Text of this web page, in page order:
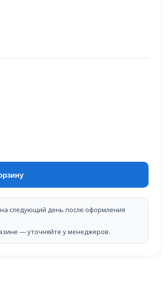
следующий день после оформления
— уточняйте у менеджеров.